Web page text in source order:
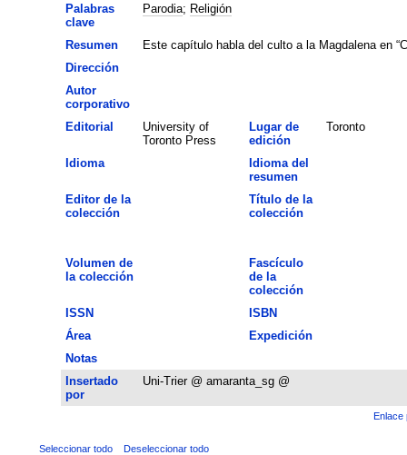
Palabras
clave
Parodia; Religión
Resumen
Este capítulo habla del culto a la Magdalena en
Dirección
Autor
corporativo
Editorial
University of
Toronto Press
Lugar de
edición
Toronto
Idioma
Idioma del
resumen
Editor de la
colección
Título de la
colección
Volumen de
la colección
Fascículo
de la
colección
ISSN
ISBN
Área
Expedición
Notas
Insertado
por
Uni-Trier @ amaranta_sg @
Enlace
Seleccionar todo Deseleccionar todo